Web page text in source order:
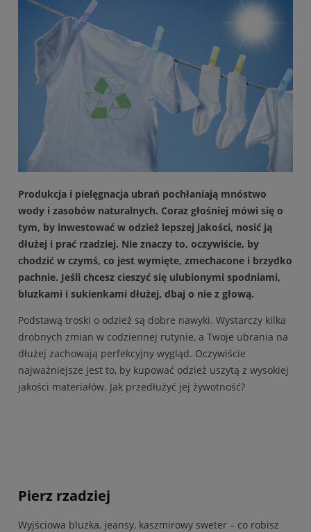
Produkcja i pielęgnacja ubrań pochłaniają mnóstwo
wody i zasobów naturalnych. Coraz głośniej mówi się o
tym, by inwestować w odzież lepszej jakości, nosić ją
dłużej i prać rzadziej. Nie znaczy to, oczywiście, by
chodzić w czymś, co jest wymięte, zmechacone i brzydko
pachnie. Jeśli chcesz cieszyć się ulubionymi spodniami,
bluzkami i sukienkami dłużej, dbaj o nie z głową.
Podstawą troski o odzież są dobre nawyki. Wystarczy kilka
drobnych zmian w codziennej rutynie, a Twoje ubrania na
dłużej zachowają perfekcyjny wygląd. Oczywiście
najważniejsze jest to, by kupować odzież uszytą z wysokiej
jakości materiałów. Jak przedłużyć jej żywotność?
Pierz rzadziej
Wyjściowa bluzka, jeansy, kaszmirowy sweter – co robisz